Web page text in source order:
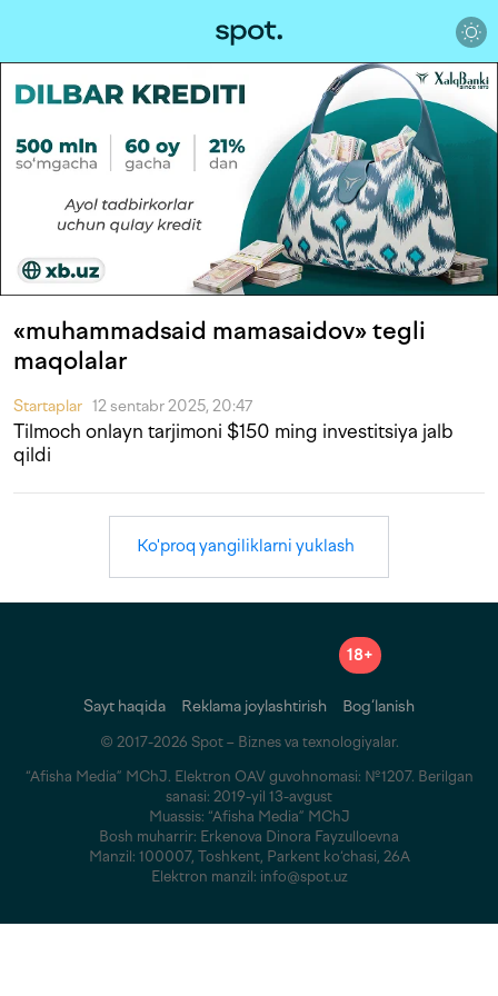
«muhammadsaid mamasaidov» tegli
maqolalar
Startaplar 12 sentabr 2025, 20:47
Tilmoch onlayn tarjimoni $150 ming investitsiya jalb
qildi
Ko'proq yangiliklarni yuklash
18+
Sayt haqida Reklama joylashtirish Bog‘lanish
© 2017-2026 Spot – Biznes va texnologiyalar.
“Afisha Media” MChJ. Elektron OAV guvohnomasi: №1207. Berilgan
sanasi: 2019-yil 13-avgust
Muassis: “Afisha Media” MChJ
Bosh muharrir: Erkenova Dinora Fayzulloevna
Manzil: 100007, Toshkent, Parkent ko‘chasi, 26A
Elektron manzil: info@spot.uz